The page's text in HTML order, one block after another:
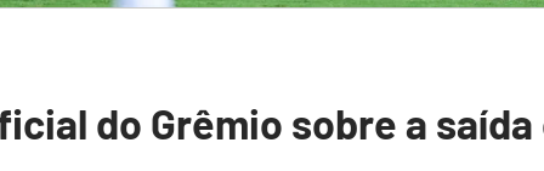
do Grêmio sobre a saída